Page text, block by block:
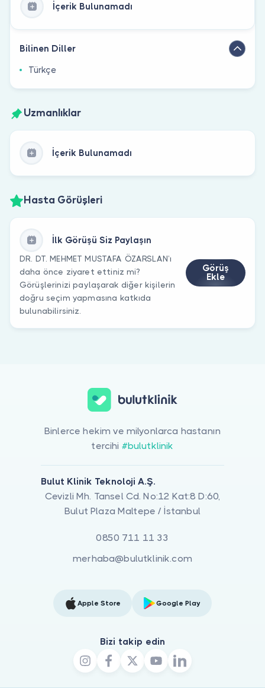
İçerik Bulunamadı
Bilinen Diller
Türkçe
Uzmanlıklar
İçerik Bulunamadı
Hasta Görüşleri
İlk Görüşü Siz Paylaşın
DR. DT. MEHMET MUSTAFA ÖZARSLAN’ı
daha önce ziyaret ettiniz mi?
Görüşlerinizi paylaşarak diğer kişilerin
doğru seçim yapmasına katkıda
bulunabilirsiniz.
Görüş
Ekle
Binlerce hekim ve milyonlarca hastanın
tercihi #bulutklinik
Bulut Klinik Teknoloji A.Ş.
Cevizli Mh. Tansel Cd. No:12 Kat:8 D:60,
Bulut Plaza Maltepe / İstanbul
0850 711 11 33
merhaba@bulutklinik.com
Apple Store Google Play
Bizi takip edin